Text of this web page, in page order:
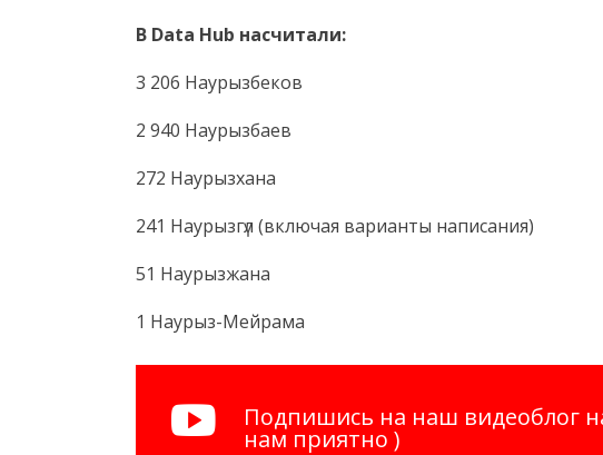
В Data Hub насчитали:
3 206 Наурызбеков
2 940 Наурызбаев
272 Наурызхана
241 Наурызгүл (включая варианты написания)
51 Наурызжана
1 Наурыз-Мейрама
Подпишись на наш видеоблог
нам приятно )